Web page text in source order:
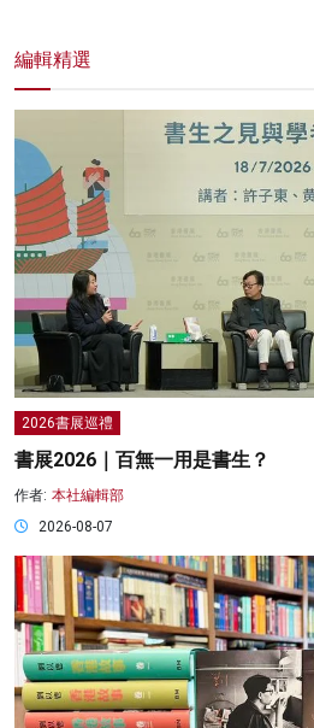
編輯精選
2026書展巡禮
書展2026｜百無一用是書生？
作者: 本社編輯部
2026-08-07